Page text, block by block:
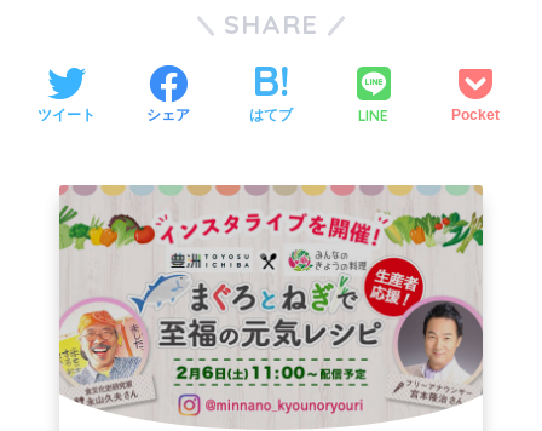
SHARE
ツイート シェア はてブ LINE Pocket